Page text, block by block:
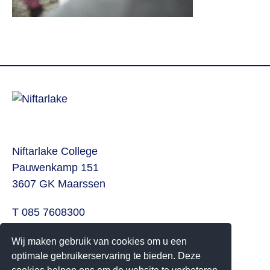
Wij maken gebruik van cookies om u een
optimale gebruikerservaring te bieden. Deze
Niftarlake College
Pauwenkamp 151
3607 GK Maarssen
T 085 7608300
Volg ons ook op: